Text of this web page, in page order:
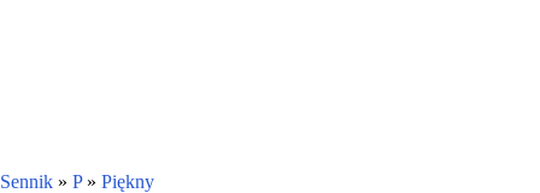
Sennik » P» Piękny